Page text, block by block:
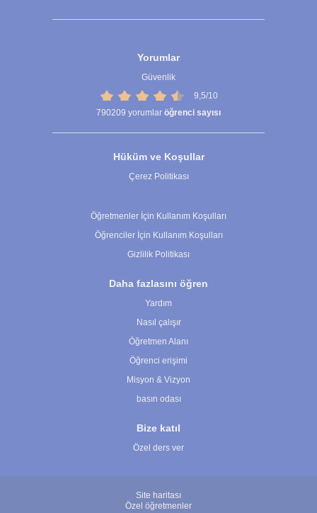
Yorumlar
Güvenlik
9,5/10
790209 yorumlar öğrenci sayısı
Hüküm ve Koşullar
Çerez Politikası
Öğretmenler İçin Kullanım Koşulları
Öğrenciler İçin Kullanım Koşulları
Gizlilik Politikası
Daha fazlasını öğren
Yardım
Nasıl çalışır
Öğretmen Alanı
Öğrenci erişimi
Misyon & Vizyon
basın odası
Bize katıl
Özel ders ver
Site haritası
Özel öğretmenler